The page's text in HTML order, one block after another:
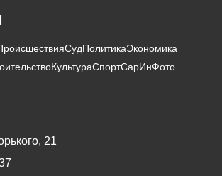
СудПолитикаЭкономика
КультураСпортСарИнФото
21